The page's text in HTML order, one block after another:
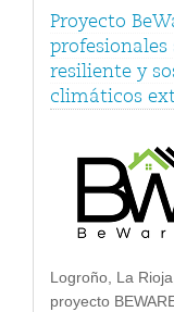
Proyecto
resiliente y
climáticos
Logroño, La
proyecto